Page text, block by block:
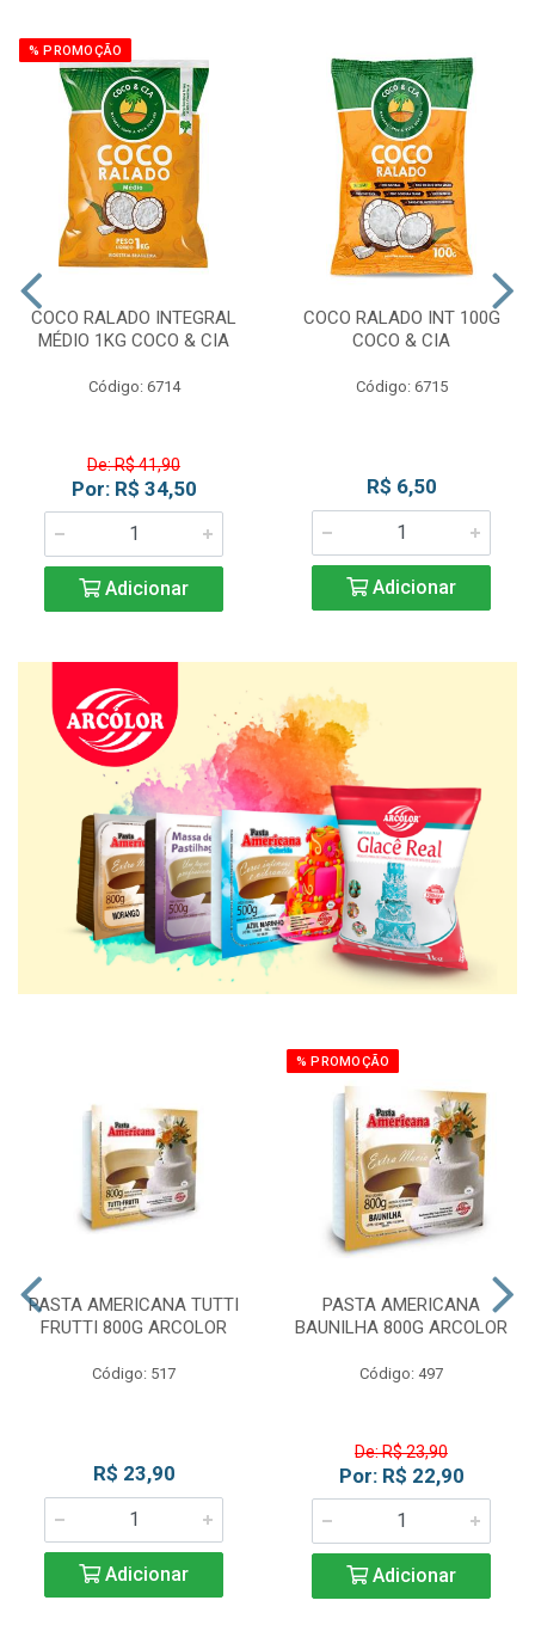
% PROMOÇÃO
COCO RALADO INTEGRAL
MÉDIO 1KG COCO & CIA
Código: 6714
De: R$ 41,90
Por: R$ 34,50
Adicionar
COCO RALADO INT 100G
COCO & CIA
Código: 6715
R$ 6,50
Adicionar
PASTA AMERICANA TUTTI
FRUTTI 800G ARCOLOR
Código: 517
R$ 23,90
Adicionar
% PROMOÇÃO
PASTA AMERICANA
BAUNILHA 800G ARCOLOR
Código: 497
De: R$ 23,90
Por: R$ 22,90
Adicionar